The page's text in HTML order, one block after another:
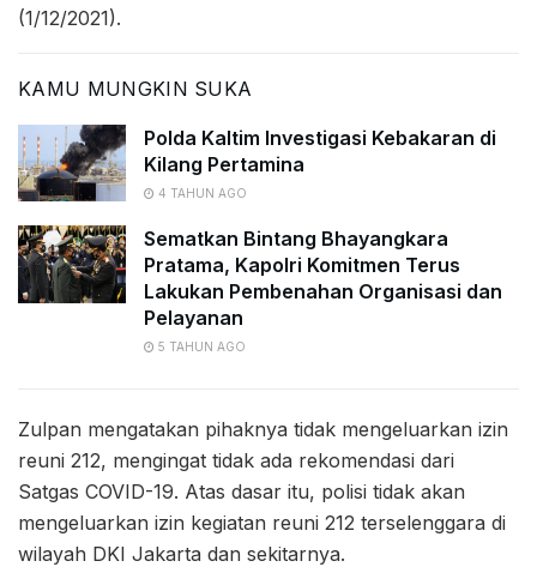
(1/12/2021).
KAMU MUNGKIN SUKA
Polda Kaltim Investigasi Kebakaran di
Kilang Pertamina
4 TAHUN AGO
Sematkan Bintang Bhayangkara
Pratama, Kapolri Komitmen Terus
Lakukan Pembenahan Organisasi dan
Pelayanan
5 TAHUN AGO
Zulpan mengatakan pihaknya tidak mengeluarkan izin
reuni 212, mengingat tidak ada rekomendasi dari
Satgas COVID-19. Atas dasar itu, polisi tidak akan
mengeluarkan izin kegiatan reuni 212 terselenggara di
wilayah DKI Jakarta dan sekitarnya.